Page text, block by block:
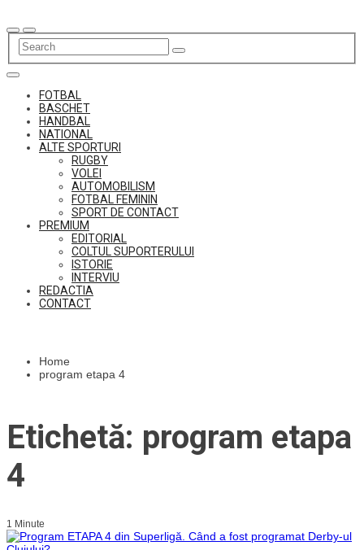
to
content
FOTBAL
BASCHET
HANDBAL
NATIONAL
ALTE SPORTURI
RUGBY
VOLEI
AUTOMOBILISM
FOTBAL FEMININ
SPORT DE CONTACT
PREMIUM
EDITORIAL
COLTUL SUPORTERULUI
ISTORIE
INTERVIU
REDACTIA
CONTACT
Home
program etapa 4
Etichetă: program etapa
4
1 Minute